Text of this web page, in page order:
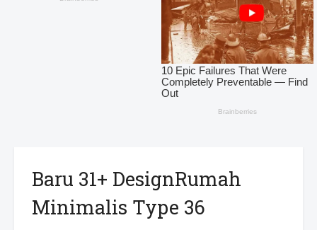
Baru 31+ DesignRumah
Minimalis Type 36